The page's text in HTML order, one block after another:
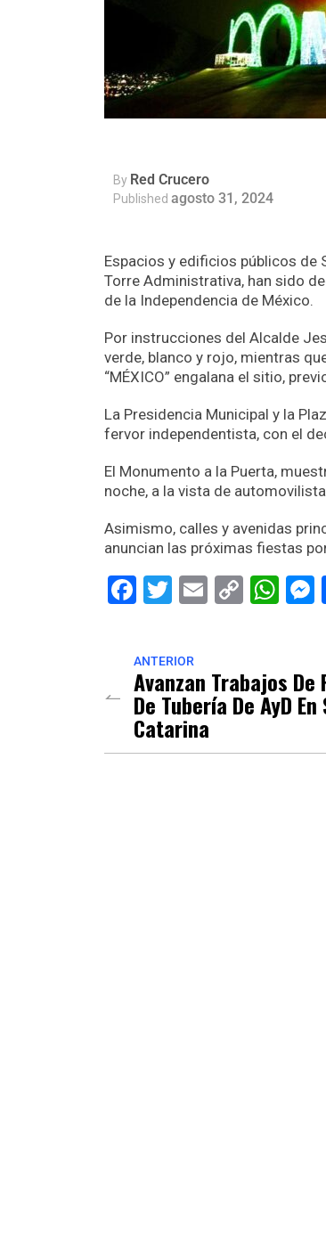
By Red Crucero
Published agosto 31, 2024
Espacios y edificios públicos de
Torre Administrativa, han sido
de la Independencia de México.
Por instrucciones del Alcalde
verde, blanco y rojo, mientras
“MÉXICO” engalana el sitio,
La Presidencia Municipal y la
fervor independentista, con el
El Monumento a la Puerta,
noche, a la vista de
Asimismo, calles y avenidas
anuncian las próximas fiestas
Facebook
Twitter
EmailCopy
ANTERIOR
Avanzan Trabajos
De Tubería De AyD
Catarina